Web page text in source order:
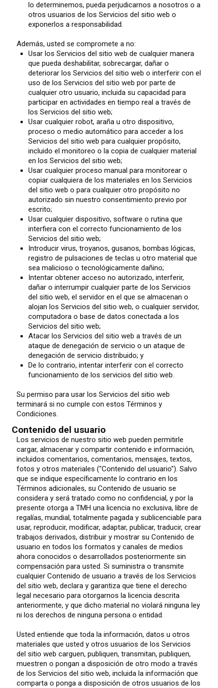
lo determinemos, pueda perjudicarnos a nosotros o a
otros usuarios de los Servicios del sitio web o
exponerlos a responsabilidad.
Además, usted se compromete a no:
Usar los Servicios del sitio web de cualquier manera
que pueda deshabilitar, sobrecargar, dañar o
deteriorar los Servicios del sitio web o interferir con el
uso de los Servicios del sitio web por parte de
cualquier otro usuario, incluida su capacidad para
participar en actividades en tiempo real a través de
los Servicios del sitio web;
Usar cualquier robot, araña u otro dispositivo,
proceso o medio automático para acceder a los
Servicios del sitio web para cualquier propósito,
incluido el monitoreo o la copia de cualquier material
en los Servicios del sitio web;
Usar cualquier proceso manual para monitorear o
copiar cualquiera de los materiales en los Servicios
del sitio web o para cualquier otro propósito no
autorizado sin nuestro consentimiento previo por
escrito;
Usar cualquier dispositivo, software o rutina que
interfiera con el correcto funcionamiento de los
Servicios del sitio web;
Introducir virus, troyanos, gusanos, bombas lógicas,
registro de pulsaciones de teclas u otro material que
sea malicioso o tecnológicamente dañino;
Intentar obtener acceso no autorizado, interferir,
dañar o interrumpir cualquier parte de los Servicios
del sitio web, el servidor en el que se almacenan o
alojan los Servicios del sitio web, o cualquier servidor,
computadora o base de datos conectada a los
Servicios del sitio web;
Atacar los Servicios del sitio web a través de un
ataque de denegación de servicio o un ataque de
denegación de servicio distribuido; y
De lo contrario, intentar interferir con el correcto
funcionamiento de los servicios del sitio web.
Su permiso para usar los Servicios del sitio web
terminará si no cumple con estos Términos y
Condiciones.
Contenido del usuario
Los servicios de nuestro sitio web pueden permitirle
cargar, almacenar y compartir contenido e información,
incluidos comentarios, comentarios, mensajes, textos,
fotos y otros materiales ("Contenido del usuario"). Salvo
que se indique específicamente lo contrario en los
Términos adicionales, su Contenido de usuario se
considera y será tratado como no confidencial, y por la
presente otorga a TMH una licencia no exclusiva, libre de
regalías, mundial, totalmente pagada y sublicenciable para
usar, reproducir, modificar, adaptar, publicar, traducir, crear
trabajos derivados, distribuir y mostrar su Contenido de
usuario en todos los formatos y canales de medios
ahora conocidos o desarrollados posteriormente sin
compensación para usted. Si suministra o transmite
cualquier Contenido de usuario a través de los Servicios
del sitio web, declara y garantiza que tiene el derecho
legal necesario para otorgarnos la licencia descrita
anteriormente, y que dicho material no violará ninguna ley
ni los derechos de ninguna persona o entidad.
Usted entiende que toda la información, datos u otros
materiales que usted y otros usuarios de los Servicios
del sitio web carguen, publiquen, transmitan, publiquen,
muestren o pongan a disposición de otro modo a través
de los Servicios del sitio web, incluida la información que
comparta o ponga a disposición de otros usuarios de los